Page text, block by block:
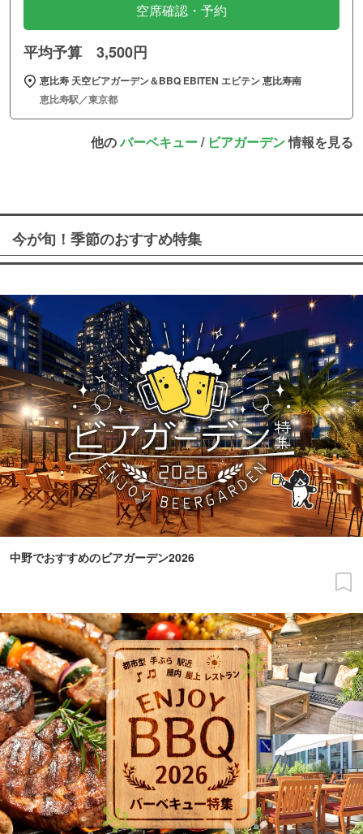
空席確認・予約
平均予算 3,500円
恵比寿 天空ビアガーデン＆BBQ EBITEN エビテン 恵比寿南
恵比寿駅／東京都
他のバーベキュー/ ビアガーデン情報を見る
今が旬！季節のおすすめ特集
中野でおすすめのビアガーデン2026